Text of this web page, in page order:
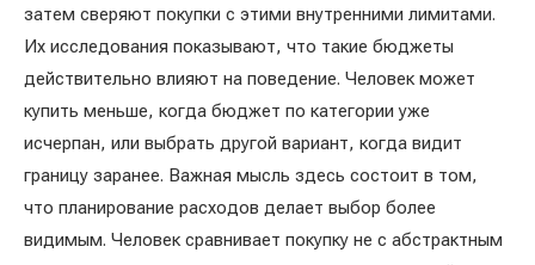
затем сверяют покупки с этими внутренними лимитами.
Их исследования показывают, что такие бюджеты
действительно влияют на поведение. Человек может
купить меньше, когда бюджет по категории уже
исчерпан, или выбрать другой вариант, когда видит
границу заранее. Важная мысль здесь состоит в том,
что планирование расходов делает выбор более
видимым. Человек сравнивает покупку не с абстрактным